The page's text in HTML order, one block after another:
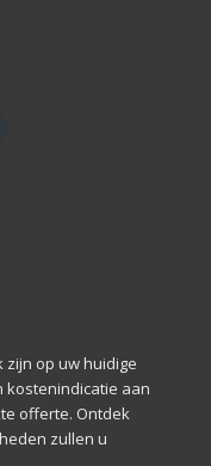
zijn op uw huidige
kostenindicatie aan
offerte. Ontdek
zullen u